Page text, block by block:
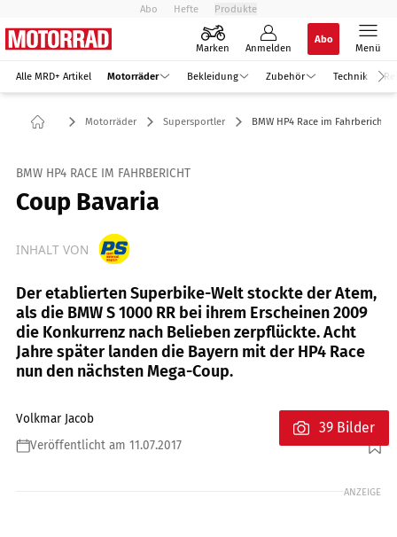
Abo Hefte Produkte
Marken Anmelden
Abo
Menü
Alle MRD+ Artikel Motorräder Bekleidung Zubehör Technik
Motorräder Supersportler BMW HP4 Race im Fahrbericht
BMW HP4 RACE IM FAHRBERICHT
Coup Bavaria
INHALT VON
Der etablierten Superbike-Welt stockte der Atem,
als die BMW S 1000 RR bei ihrem Erscheinen 2009
die Konkurrenz nach Belieben zerpflückte. Acht
Jahre später landen die Bayern mit der HP4 Race
nun den nächsten Mega-Coup.
Volkmar Jacob
Veröffentlicht am 11.07.2017
Foto: BMW
39 Bilder
ANZEIGE